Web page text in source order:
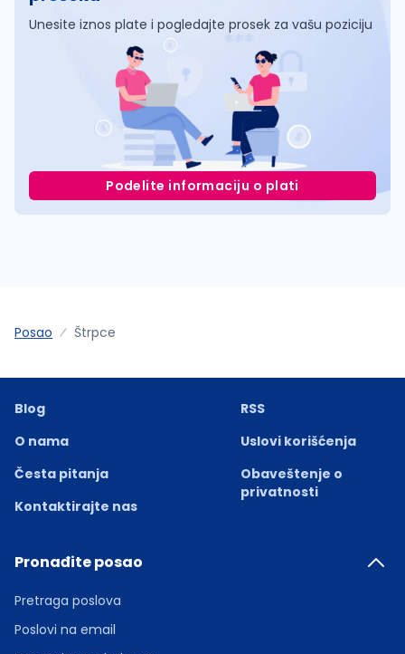
Unesite iznos plate i pogledajte prosek za vašu poziciju
Podelite informaciju o plati
Posao Štrpce
Blog
O nama
Česta pitanja
Kontaktirajte nas
RSS
Uslovi korišćenja
Obaveštenje o
privatnosti
Pronađite posao
Pretraga poslova
Poslovi na email